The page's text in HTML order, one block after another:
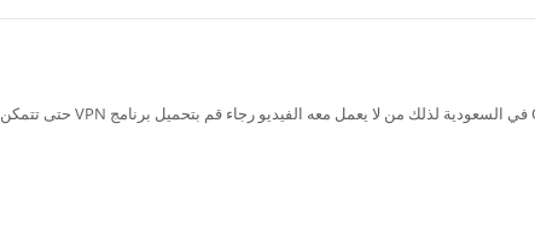
تم حظر سيرفر Ok.ru في السعودية لذلك من لا يعمل معه الفيديو رجاء قم بتحميل برنامج VPN حتى تتمكن